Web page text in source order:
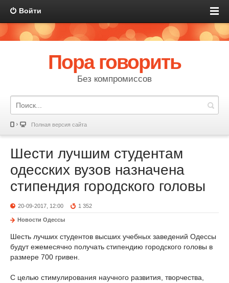
Войти
Пора говорить
Без компромиссов
Полная версия сайта
Шести лучшим студентам
одесских вузов назначена
стипендия городского головы
20-09-2017, 12:00 1 352
Новости Одессы
Шесть лучших студентов высших учебных заведений Одессы
будут ежемесячно получать стипендию городского головы в
размере 700 гривен.
С целью стимулирования научного развития, творчества,